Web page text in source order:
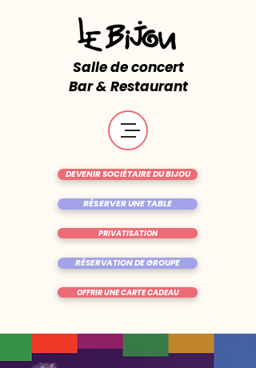
Salle de concert
Bar & Restaurant
RÉSERVER UNE TABLE
OFFRIR UNE CARTE CADEAU
DEVENIR SOCIÉTAIRE DU BIJOU
RÉSERVATION DE GROUPE
PRIVATISATION